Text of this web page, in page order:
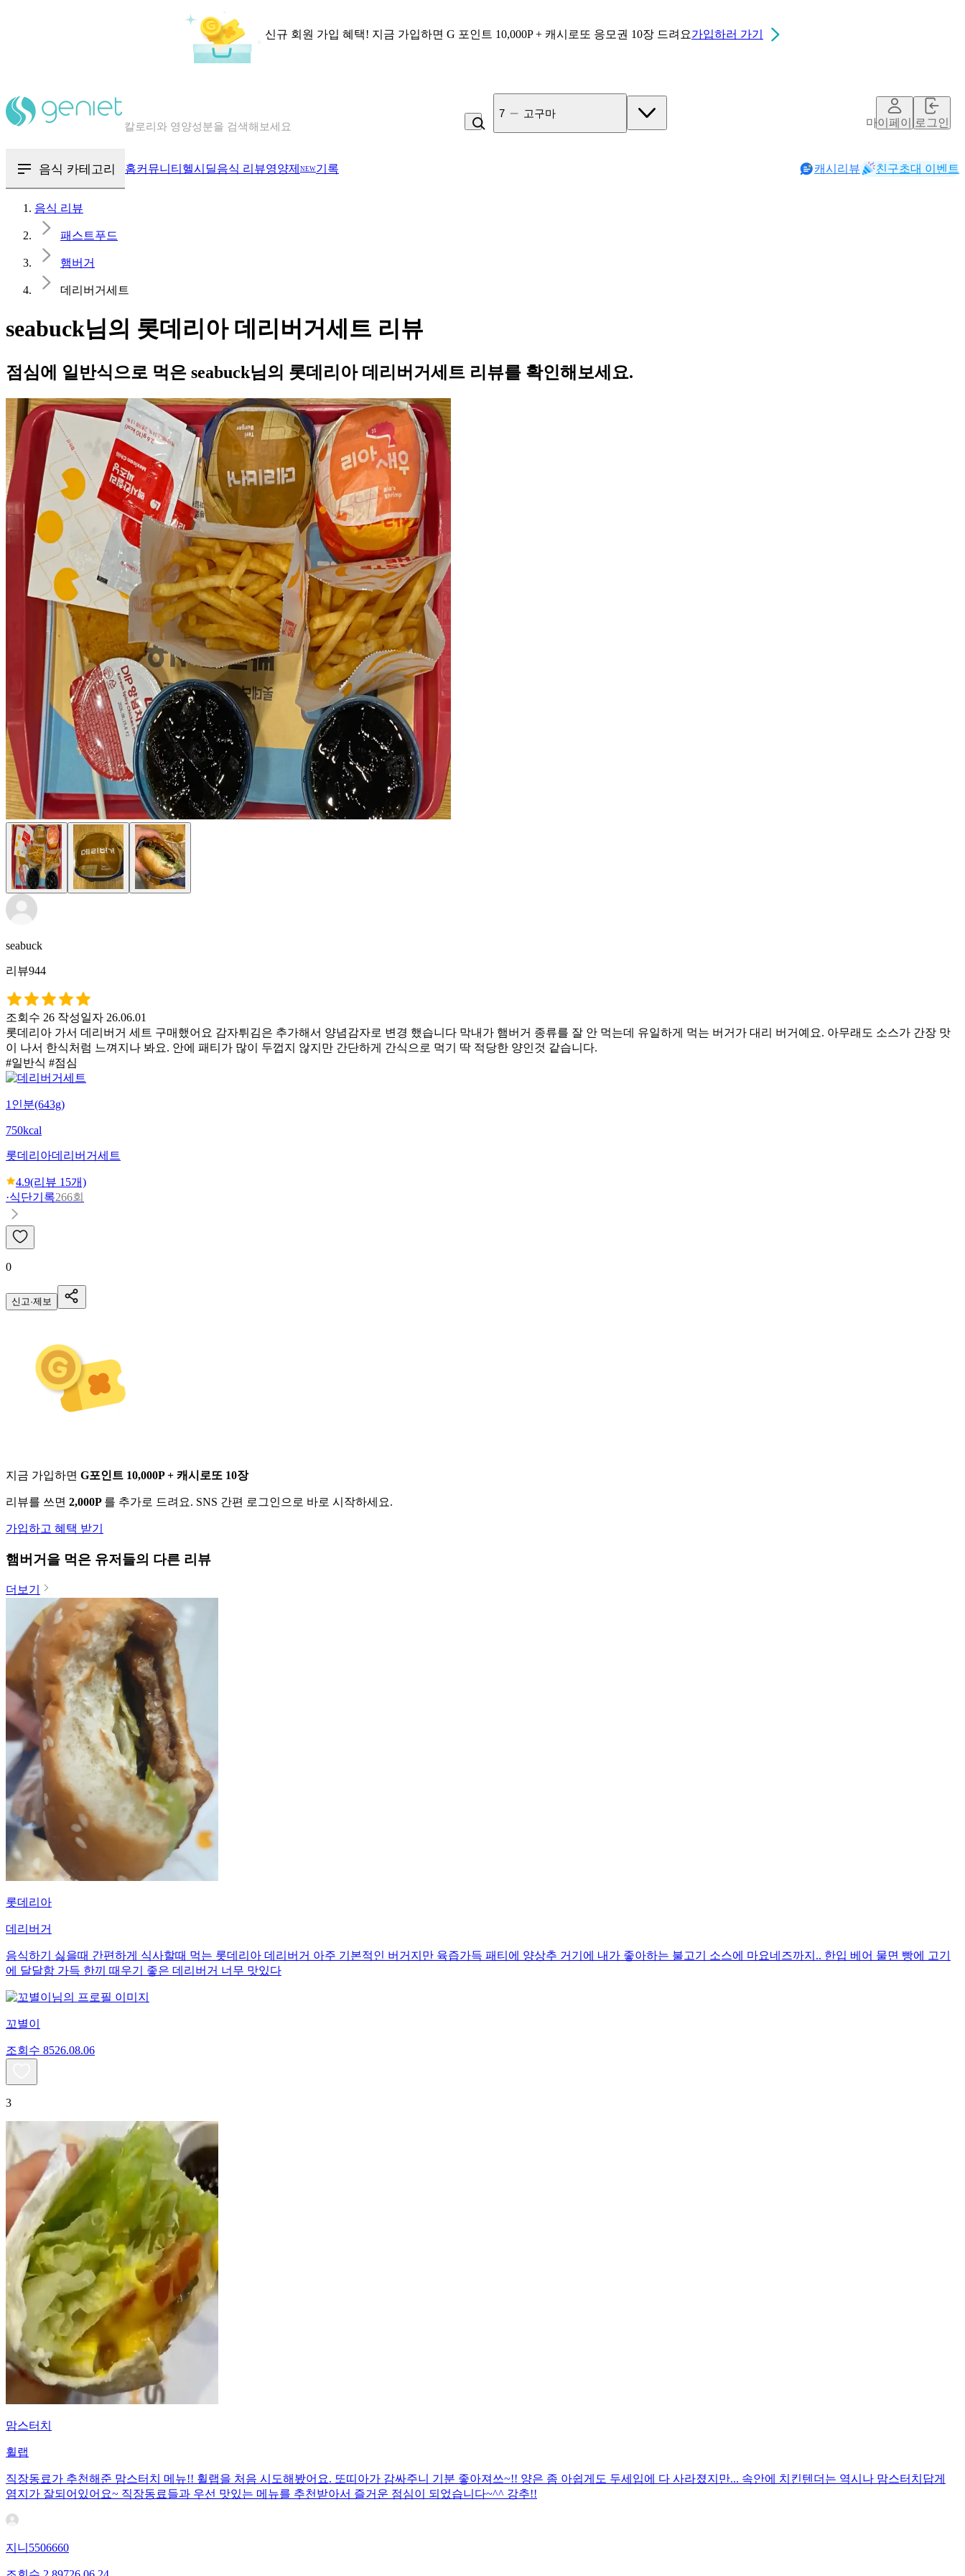
신규 회원 가입 혜택! 지금 가입하면 G 포인트 10,000P + 캐시로또 응모권 10장 드려요가입하러 가기
혈당 · 다이어트 음식 검색해보세요
7 고구마
마이페이지로그인
음식 카테고리 홈커뮤니티 헬시딜음식 리뷰영양제 NEW기록 캐시리뷰 친구초대 이벤트
음식 리뷰
패스트푸드
햄버거
데리버거세트
seabuck님의 롯데리아 데리버거세트 리뷰
점심에 일반식으로 먹은 seabuck님의 롯데리아 데리버거세트 리뷰를 확인해보세요.
seabuck
리뷰944
조회수 26 작성일자 26.06.01
롯데리아 가서 데리버거 세트 구매했어요 감자튀김은 추가해서 양념감자로 변경 했습니다 막내가 햄버거 종류를 잘 안 먹는데 유일하게 먹는 버거가 대리 버거예요. 아무래도 소스가 간장 맛
이 나서 한식처럼 느껴지나 봐요. 안에 패티가 많이 두껍지 않지만 간단하게 간식으로 먹기 딱 적당한 양인것 같습니다.
#일반식 #점심
1인분(643g)
750kcal
롯데리아데리버거세트
4.9(리뷰 15개)
·식단기록266회
0
신고·제보
지금 가입하면 G포인트 10,000P + 캐시로또 10장
리뷰를 쓰면 2,000P 를 추가로 드려요. SNS 간편 로그인으로 바로 시작하세요.
가입하고 혜택 받기
햄버거 을 먹은 유저들의 다른 리뷰
더보기
롯데리아
데리버거
음식하기 싫을때 간편하게 식사할때 먹는 롯데리아 데리버거 아주 기본적인 버거지만 육즙가득 패티에 양상추 거기에 내가 좋아하는 불고기 소스에 마요네즈까지.. 한입 베어 물면 빵에 고기
에 달달함 가득 한끼 때우기 좋은 데리버거 너무 맛있다
꼬별이
조회수 8526.08.06
3
맘스터치
휠랩
직장동료가 추천해준 맘스터치 메뉴!! 휠랩을 처음 시도해봤어요. 또띠아가 감싸주니 기분 좋아져쓰~!! 양은 좀 아쉽게도 두세입에 다 사라졌지만... 속안에 치킨텐더는 역시나 맘스터치답게
염지가 잘되어있어요~ 직장동료들과 우선 맛있는 메뉴를 추천받아서 즐거운 점심이 되었습니다~^^ 강추!!
지니5506660